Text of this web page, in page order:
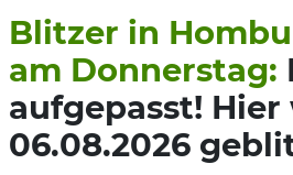
Blitzer in
am Donnerstag:
aufgepasst!
06.08.2026